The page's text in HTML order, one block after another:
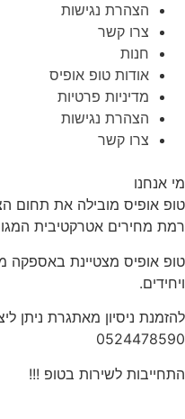
הצהרת נגישות
צרו קשר
חנות
אודות טופ אופיס
מדיניות פרטיות
הצהרת נגישות
צרו קשר
מי אנחנו
טופ אופיס מובילה את תחום
רמת מחירים אטרקטיבית
טופ אופיס מצטיינת באספקה
ויחידים.
להזמנת ניסיון מאתגרת ניתן
0524478590
התחייבות לשירות בטופ !!!